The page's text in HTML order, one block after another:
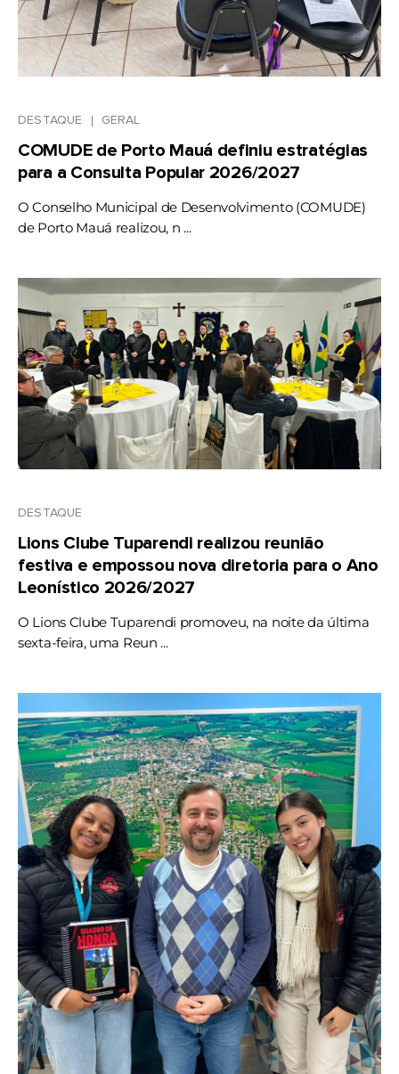
DESTAQUE GERAL
COMUDE de Porto Mauá definiu estratégias
para a Consulta Popular 2026/2027
O Conselho Municipal de Desenvolvimento (COMUDE)
de Porto Mauá realizou, n ...
DESTAQUE
Lions Clube Tuparendi realizou reunião
festiva e empossou nova diretoria para o Ano
Leonístico 2026/2027
O Lions Clube Tuparendi promoveu, na noite da última
sexta-feira, uma Reun ...